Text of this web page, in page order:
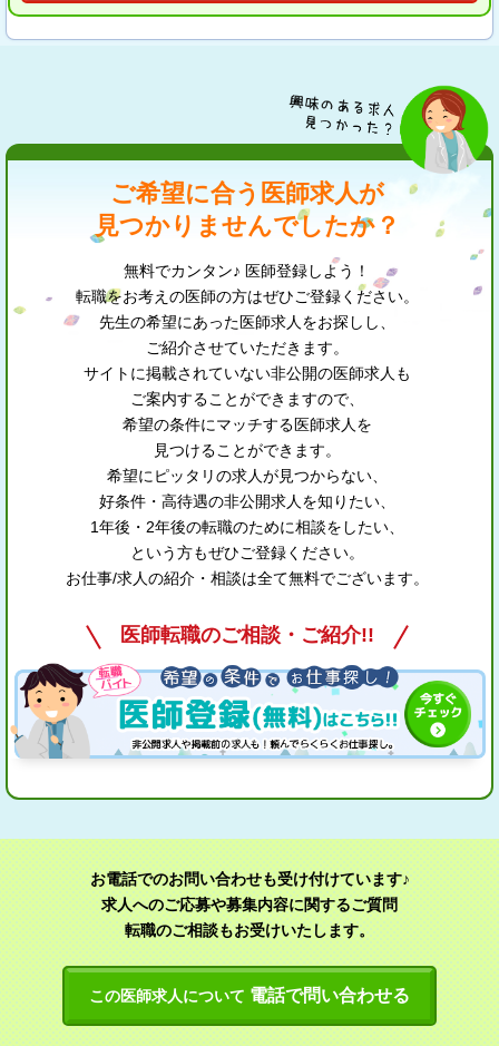
ご希望に合う医師求人が
見つかりませんでしたか？
無料でカンタン♪ 医師登録しよう！
転職をお考えの医師の方はぜひご登録ください。
先生の希望にあった医師求人をお探しし、
ご紹介させていただきます。
サイトに掲載されていない非公開の医師求人も
ご案内することができますので、
希望の条件にマッチする医師求人を
見つけることができます。
希望にピッタリの求人が見つからない、
好条件・高待遇の非公開求人を知りたい、
1年後・2年後の転職のために相談をしたい、
という方もぜひご登録ください。
お仕事/求人の紹介・相談は全て無料でございます。
医師転職のご相談・ご紹介!!
お電話でのお問い合わせも受け付けています♪
求人へのご応募や募集内容に関するご質問
転職のご相談もお受けいたします。
この医師求人について 電話で問い合わせる